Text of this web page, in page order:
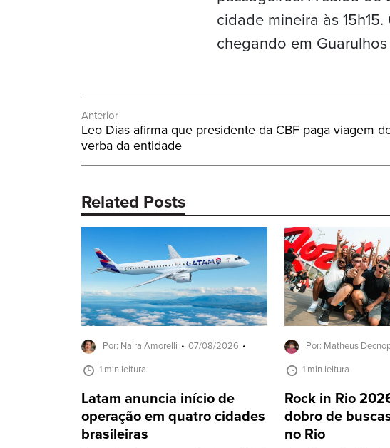
cidade mineira às
chegando em Guarulhos
Navegação
de
Post
Anterior
Post
Anterior:
Leo Dias afirma que presidente da CBF paga viagem
verba da entidade
Related Posts
Por: Naira Amorelli 07/08/2026
1 min leitura
Latam anuncia início de
operação em quatro cidades
brasileiras
Por: Matheus
1 min leitura
Rock in Rio
dobro de
no Rio